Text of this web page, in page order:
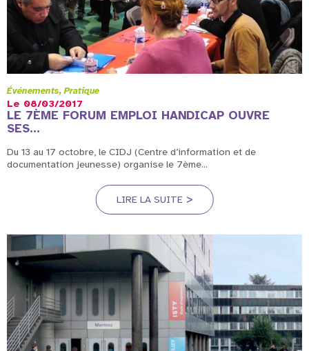
Événements Pratique
Le 08/03/2017
LE 7ÈME FORUM EMPLOI HANDICAP OUVRE
SES...
Du 13 au 17 octobre, le CIDJ (Centre d’information et de
documentation jeunesse) organise le 7ème...
LIRE LA SUITE